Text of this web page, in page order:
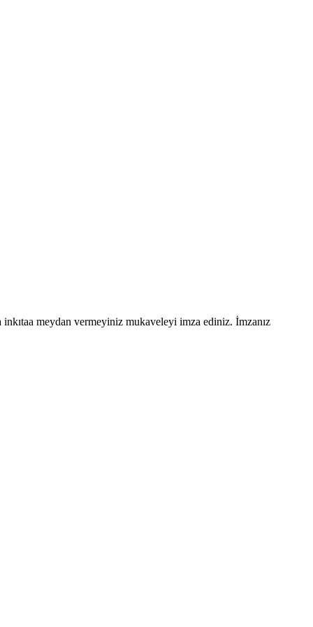
meydan vermeyiniz mukaveleyi imza ediniz. İmzanız